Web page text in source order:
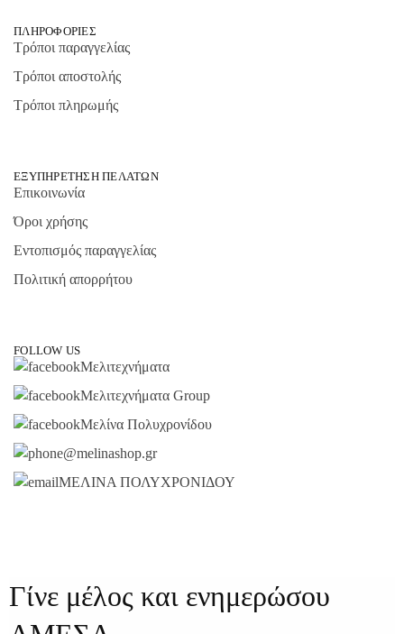
ΠΛΗΡΟΦΟΡΊΕΣ
Τρόποι παραγγελίας
Τρόποι αποστολής
Τρόποι πληρωμής
ΕΞΥΠΗΡΈΤΗΣΗ ΠΕΛΑΤΏΝ
Επικοινωνία
Όροι χρήσης
Εντοπισμός παραγγελίας
Πολιτική απορρήτου
FOLLOW US
Μελιτεχνήματα
Μελιτεχνήματα Group
Μελίνα Πολυχρονίδου
@melinashop.gr
ΜΕΛΙΝΑ ΠΟΛΥΧΡΟΝΙΔΟΥ
Γίνε μέλος και ενημερώσου